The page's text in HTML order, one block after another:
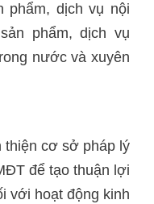
phẩm, dịch vụ nội
phẩm, dịch vụ
nước và xuyên
thiện cơ sở pháp lý
để tạo thuận lợi
với hoạt động kinh